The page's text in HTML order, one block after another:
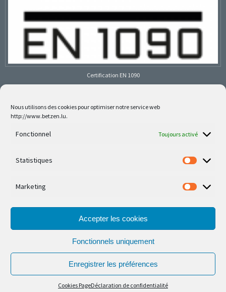
Nous utilisons des cookies pour optimiser notre service web
http://www.betzen.lu.
Fonctionnel Toujours activé
Statistiques
Marketing
Accepter les cookies
Fonctionnels uniquement
Enregistrer les préférences
Cookies PageDéclaration de confidentialité
Certification EN 1090
Follow us on social media
© Ferronnerie d'Art Nico Betzen 2026.